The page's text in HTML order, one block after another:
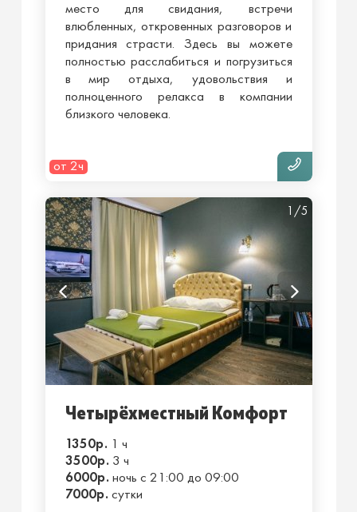
место для свидания, встречи
влюбленных, откровенных разговоров и
придания страсти. Здесь вы можете
полностью расслабиться и погрузиться
в мир отдыха, удовольствия и
полноценного релакса в компании
близкого человека.
от 2ч
1/5
Четырёхместный Комфорт
1350р. 1 ч
3500р. 3 ч
6000р. ночь с 21:00 до 09:00
7000р. сутки